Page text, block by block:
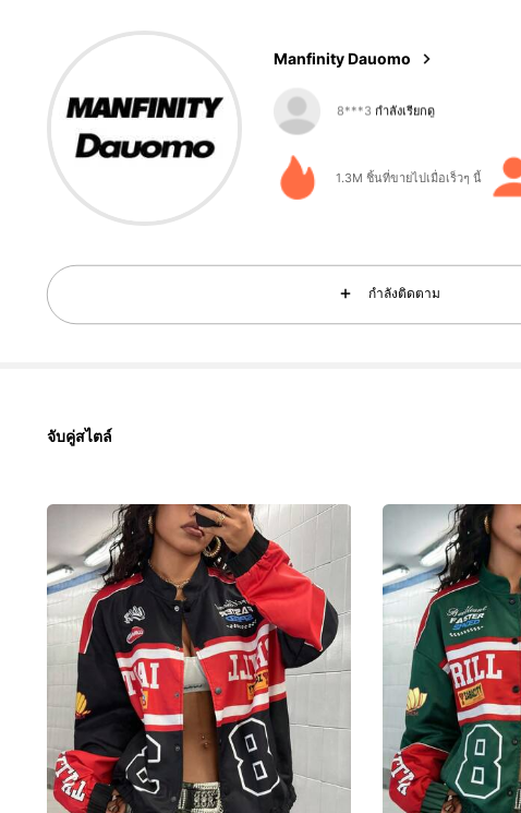
Manfinity Dauomo
4.88
4.88
104K ผู้ติดตาม
104K ผู้ติดตาม
1.3M ชิ้นที่ขายไปเมื่อเร็วๆ นี้
กำลังติดตาม
จับคู่สไตล์